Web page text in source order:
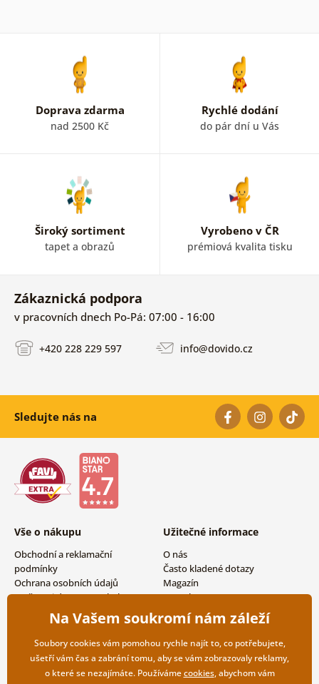
Doprava zdarma
nad 2500 Kč
Rychlé dodání
do pár dní u Vás
Široký sortiment
tapet a obrazů
Vyrobeno v ČR
prémiová kvalita tisku
Zákaznická podpora
v pracovních dnech Po-Pá: 07:00 - 16:00
+420 228 229 597 info@dovido.cz
Sledujte nás na
Vše o nákupu
Obchodní a reklamační
podmínky
Ochrana osobních údajů
Možnosti dopravy a platby
Vrácení zboží
Užitečné informace
O nás
Často kladené dotazy
Magazín
Kontakty
Velkoobchodní spolupráce
Na Vašem soukromí nám záleží
Soubory cookies vám pomohou rychle najít to, co potřebujete,
ušetří vám čas a zabrání tomu, aby se vám zobrazovaly reklamy,
o které se nezajímáte. Používámecookies, abychom vám